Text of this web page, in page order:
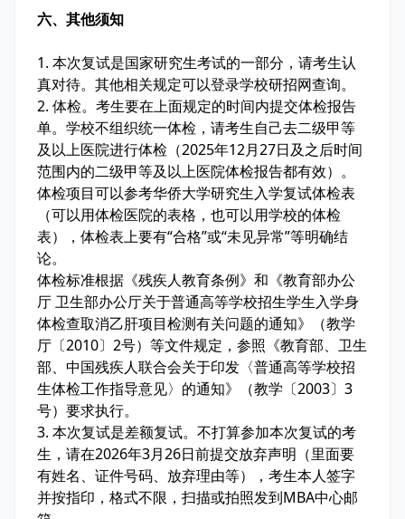
六、其他须知
1. 本次复试是国家研究生考试的一部分，请考生认
真对待。其他相关规定可以登录学校研招网查询。
2. 体检。考生要在上面规定的时间内提交体检报告
单。学校不组织统一体检，请考生自己去二级甲等
及以上医院进行体检（2025年12月27日及之后时间
范围内的二级甲等及以上医院体检报告都有效）。
体检项目可以参考华侨大学研究生入学复试体检表
（可以用体检医院的表格，也可以用学校的体检
表），体检表上要有“合格”或“未见异常”等明确结
论。
体检标准根据《残疾人教育条例》和《教育部办公
厅 卫生部办公厅关于普通高等学校招生学生入学身
体检查取消乙肝项目检测有关问题的通知》（教学
厅〔2010〕2号）等文件规定，参照《教育部、卫生
部、中国残疾人联合会关于印发〈普通高等学校招
生体检工作指导意见〉的通知》（教学〔2003〕3
号）要求执行。
3. 本次复试是差额复试。不打算参加本次复试的考
生，请在2026年3月26日前提交放弃声明（里面要
有姓名、证件号码、放弃理由等），考生本人签字
并按指印，格式不限，扫描或拍照发到MBA中心邮